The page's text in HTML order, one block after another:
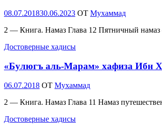
Опубликовано
08.07.201830.06.2023 OT Мухаммад
2 — Книга. Намаз Глава 12 Пятничный
Достоверные хадисы
«Булюгъ аль-Марам» хафиза Ибн
Опубликовано
06.07.2018 OT Мухаммад
2 — Книга. Намаз Глава 11 Намаз
Достоверные хадисы